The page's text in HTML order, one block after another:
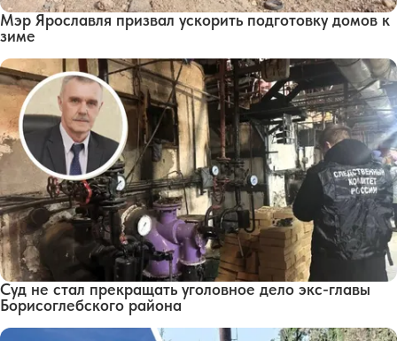
Мэр Ярославля призвал ускорить подготовку домов к
зиме
Суд не стал прекращать уголовное дело экс-главы
Борисоглебского района